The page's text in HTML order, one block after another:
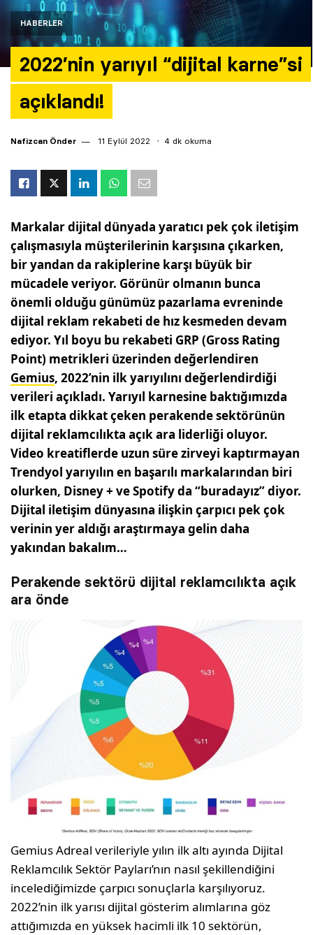
HABERLER
2022’nin yarıyıl “dijital karne”si
açıklandı!
Nafizcan Önder 11 Eylül 2022 4 dk okuma
Markalar dijital dünyada yaratıcı pek çok iletişim
çalışmasıyla müşterilerinin karşısına çıkarken,
bir yandan da rakiplerine karşı büyük bir
mücadele veriyor. Görünür olmanın bunca
önemli olduğu günümüz pazarlama evreninde
dijital reklam rekabeti de hız kesmeden devam
ediyor. Yıl boyu bu rekabeti GRP (Gross Rating
Point) metrikleri üzerinden değerlendiren
Gemius, 2022’nin ilk yarıyılını değerlendirdiği
verileri açıkladı. Yarıyıl karnesine baktığımızda
ilk etapta dikkat çeken perakende sektörünün
dijital reklamcılıkta açık ara liderliği oluyor.
Video kreatiflerde uzun süre zirveyi kaptırmayan
Trendyol yarıyılın en başarılı markalarından biri
olurken, Disney + ve Spotify da “buradayız” diyor.
Dijital iletişim dünyasına ilişkin çarpıcı pek çok
verinin yer aldığı araştırmaya gelin daha
yakından bakalım…
Perakende sektörü dijital reklamcılıkta açık
ara önde
Gemius Adreal verileriyle yılın ilk altı ayında Dijital
Reklamcılık Sektör Payları’nın nasıl şekillendiğini
incelediğimizde çarpıcı sonuçlarla karşılıyoruz.
2022’nin ilk yarısı dijital gösterim alımlarına göz
attığımızda en yüksek hacimli ilk 10 sektörün,